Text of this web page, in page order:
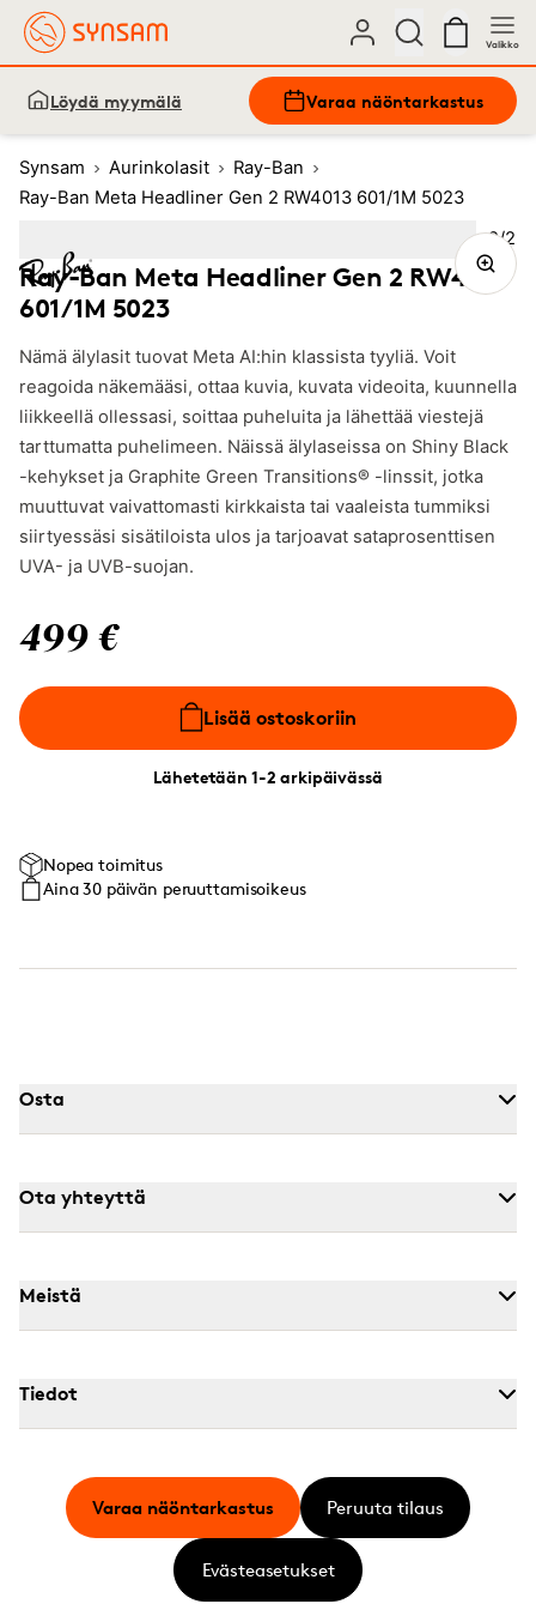
Valikko
Löydä myymälä Varaa näöntarkastus
Synsam Aurinkolasit
Ray-Ban
Ray-Ban Meta Headliner Gen 2 RW4013 601/1M 5023
Ray-Ban Meta Headliner Gen 2 RW4013
601/1M 5023
Nämä älylasit tuovat Meta AI:hin klassista tyyliä. Voit
reagoida näkemääsi, ottaa kuvia, kuvata videoita, kuunnella
liikkeellä ollessasi, soittaa puheluita ja lähettää viestejä
tarttumatta puhelimeen. Näissä älylaseissa on Shiny Black
-kehykset ja Graphite Green Transitions® -linssit, jotka
muuttuvat vaivattomasti kirkkaista tai vaaleista tummiksi
siirtyessäsi sisätiloista ulos ja tarjoavat sataprosenttisen
UVA- ja UVB-suojan.
499 €
Lisää ostoskoriin
Lähetetään 1-2 arkipäivässä
Nopea toimitus
Aina 30 päivän peruuttamisoikeus
Kuva
2/2
(Current image)
Osta
Ota yhteyttä
Meistä
Tiedot
Varaa näöntarkastus Peruuta tilaus
Evästeasetukset